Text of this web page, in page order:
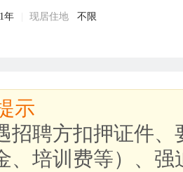
1年 现居住地 不限
示
招聘方扣押证件
、培训费等）、